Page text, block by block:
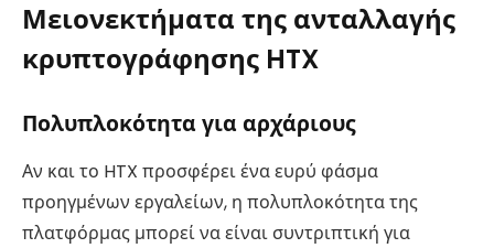
Μειονεκτήματα της ανταλλαγής
κρυπτογράφησης HTX
Πολυπλοκότητα για αρχάριους
Αν και το HTX προσφέρει ένα ευρύ φάσμα
προηγμένων εργαλείων, η πολυπλοκότητα της
πλατφόρμας μπορεί να είναι συντριπτική για